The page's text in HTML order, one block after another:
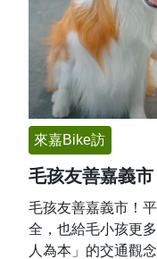
來嘉Bike訪
毛孩友善嘉義市
毛孩友善嘉義市！
全，也給毛小孩更
人為本」的交通觀